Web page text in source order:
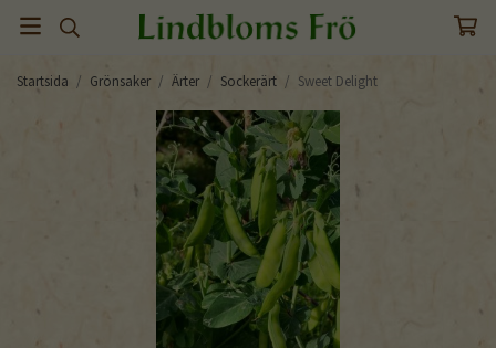
Startsida / Grönsaker / Ärter / Sockerärt / Sweet Delight